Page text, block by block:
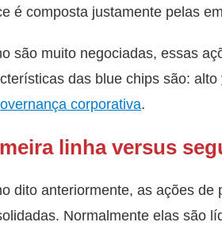
é composta justamente pelas
são muito negociadas, essas
das blue chips são: alto
corporativa.
linha versus
dito anteriormente, as ações
Normalmente elas são